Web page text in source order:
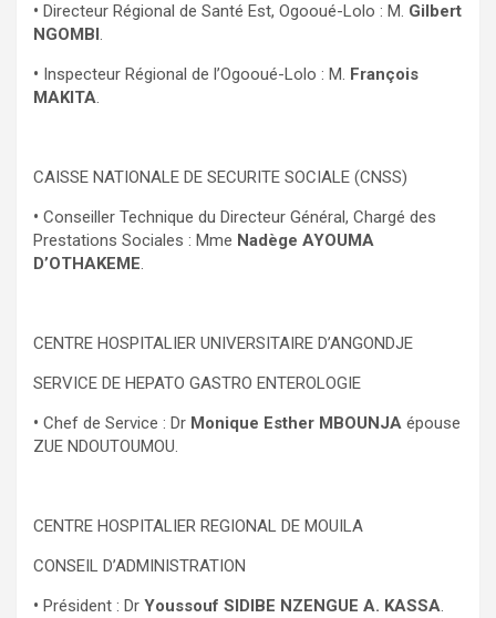
• Directeur Régional de Santé Est, Ogooué-Lolo : M. Gilbert
NGOMBI.
• Inspecteur Régional de l’Ogooué-Lolo : M. François
MAKITA.
CAISSE NATIONALE DE SECURITE SOCIALE (CNSS)
• Conseiller Technique du Directeur Général, Chargé des
Prestations Sociales : Mme Nadège AYOUMA
D’OTHAKEME.
CENTRE HOSPITALIER UNIVERSITAIRE D’ANGONDJE
SERVICE DE HEPATO GASTRO ENTEROLOGIE
• Chef de Service : Dr Monique Esther MBOUNJA épouse
ZUE NDOUTOUMOU.
CENTRE HOSPITALIER REGIONAL DE MOUILA
CONSEIL D’ADMINISTRATION
• Président : Dr Youssouf SIDIBE NZENGUE A. KASSA.